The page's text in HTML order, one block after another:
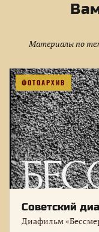
Материалы по
ФОТОАРХИВ
Советский
Диафильм